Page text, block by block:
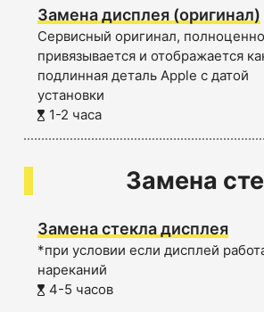
Замена дисплея (оригинал)
Сервисный оригинал, полноценно
привязывается и отображается
подлинная деталь Apple с датой
установки
1-2 часа
Замена
Замена стекла дисплея
*при условии если дисплей
нареканий
4-5 часов